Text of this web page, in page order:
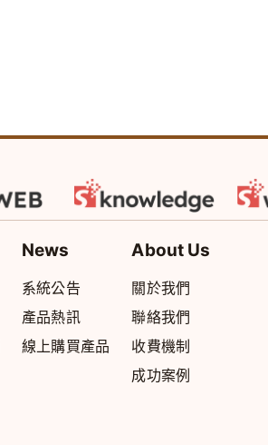
News
系統公告
產品熱訊
線上購買產品
About Us
關於我們
聯絡我們
收費機制
成功案例